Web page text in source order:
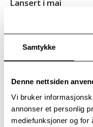
Samtykke
Denne nettsiden
Vi bruker
annonser et personlig
mediefunksjoner og for
Lansert i mai
PREP tilbyr kunnskap
brukes i samspillet
– Programmet er
parsamspill. Millioner
gjennom samlivskurset.
være gode livet
Ti økter